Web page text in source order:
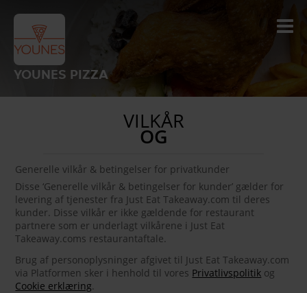
YOUNES PIZZA
VILKÅR
OG
Generelle vilkår & betingelser for privatkunder
Disse ‘Generelle vilkår & betingelser for kunder’ gælder for
levering af tjenester fra Just Eat Takeaway.com til deres
kunder. Disse vilkår er ikke gældende for restaurant
partnere som er underlagt vilkårene i Just Eat
Takeaway.coms restaurantaftale.
Brug af personoplysninger afgivet til Just Eat Takeaway.com
via Platformen sker i henhold til vores Privatlivspolitik og
Cookie erklæring.